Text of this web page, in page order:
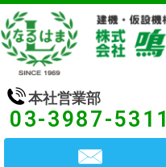
本社営業部
03-3987-5311